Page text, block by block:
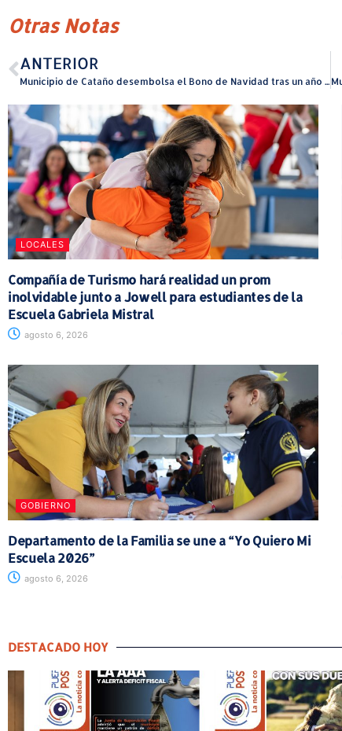
Otras Notas
ANTERIOR
Municipio de Cataño desembolsa el Bono de Navidad tras un año de logros administrativos y estabilidad fiscal
LOCALES
Compañía de Turismo hará realidad un prom
inolvidable junto a Jowell para estudiantes de la
Escuela Gabriela Mistral
agosto 6, 2026
GOBIERNO
Departamento de la Familia se une a “Yo Quiero Mi
Escuela 2026”
agosto 6, 2026
DESTACADO HOY